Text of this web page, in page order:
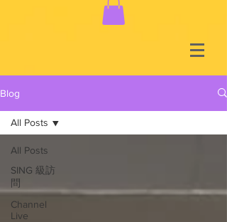
Blog
All Posts
SING 級訪
問
Channel
Live
All Posts